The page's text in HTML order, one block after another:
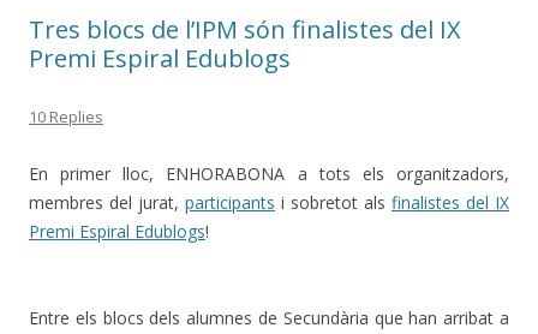
Tres blocs de l’IPM són finalistes del IX
Premi Espiral Edublogs
10 Replies
En primer lloc, ENHORABONA a tots els organitzadors,
membres del jurat, participants i sobretot als finalistes del IX
Premi Espiral Edublogs!
Entre els blocs dels alumnes de Secundària que han arribat a